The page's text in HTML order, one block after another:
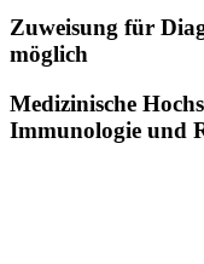
Zuweisung für
möglich
Medizinische
Immunologie und